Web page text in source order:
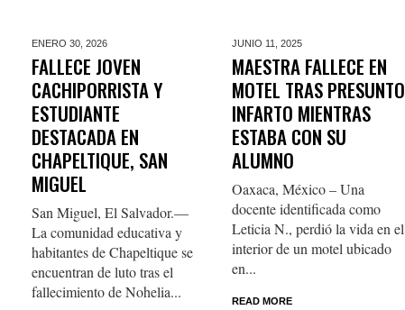
ENERO 30, 2026
FALLECE JOVEN
CACHIPORRISTA Y
ESTUDIANTE
DESTACADA EN
CHAPELTIQUE, SAN
MIGUEL
San Miguel, El Salvador.—
La comunidad educativa y
habitantes de Chapeltique se
encuentran de luto tras el
fallecimiento de Nohelia...
JUNIO 11, 2025
MAESTRA FALLECE EN
MOTEL TRAS PRESUNTO
INFARTO MIENTRAS
ESTABA CON SU
ALUMNO
Oaxaca, México – Una
docente identificada como
Leticia N., perdió la vida en el
interior de un motel ubicado
en...
READ MORE